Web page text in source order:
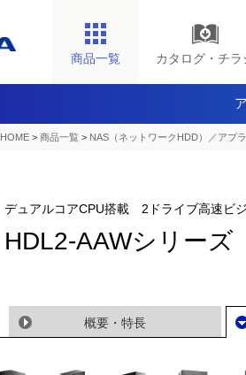
商品一覧 カタログ・チラ
HOME > 商品一覧 > NAS（ネットワークHDD）／アプ
デュアルコアCPU搭載 2ドライブ高速ビ
HDL2-AAWシリー
概要・特長